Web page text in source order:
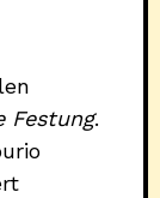
Festung.